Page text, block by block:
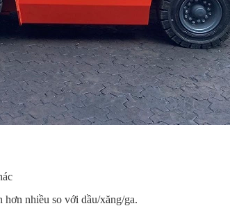
hơn nhiều so với dầu/xăng/ga.